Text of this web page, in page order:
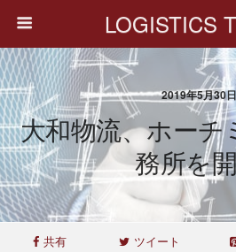
LOGISTICS
2019年5月30日
大和物流、ホーチ
務所を
共有 ツイート